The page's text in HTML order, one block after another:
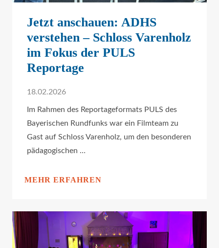
Jetzt anschauen: ADHS
verstehen – Schloss Varenholz
im Fokus der PULS
Reportage
18.02.2026
Im Rahmen des Reportageformats PULS des
Bayerischen Rundfunks war ein Filmteam zu
Gast auf Schloss Varenholz, um den besonderen
pädagogischen …
MEHR ERFAHREN